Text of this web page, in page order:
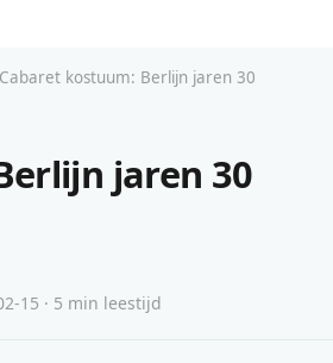
Cabaret kostuum: Berlijn jaren 30
jaren 30
15 · 5 min leestijd